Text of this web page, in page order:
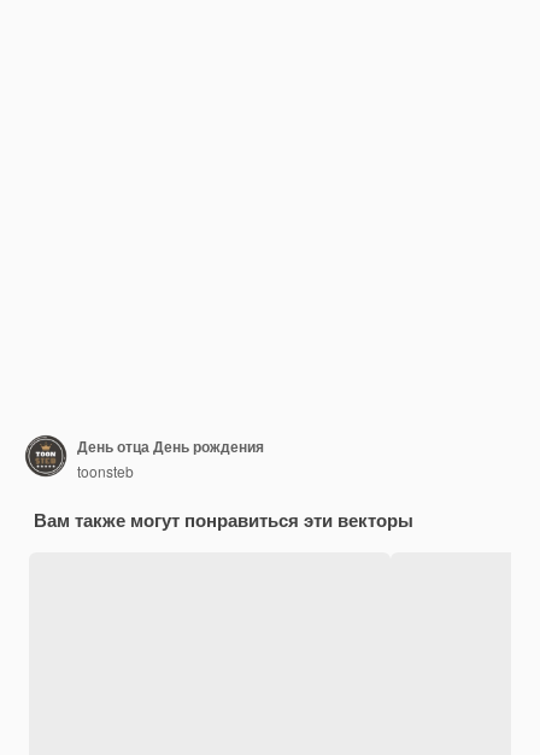
День отца День рождения
toonsteb
Вам также могут понравиться эти векторы